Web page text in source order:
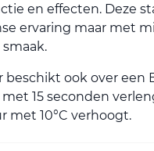
en effecten. Deze
ervaring maar met
beschikt ook over een
met 15 seconden
met 10°C verhoogt.